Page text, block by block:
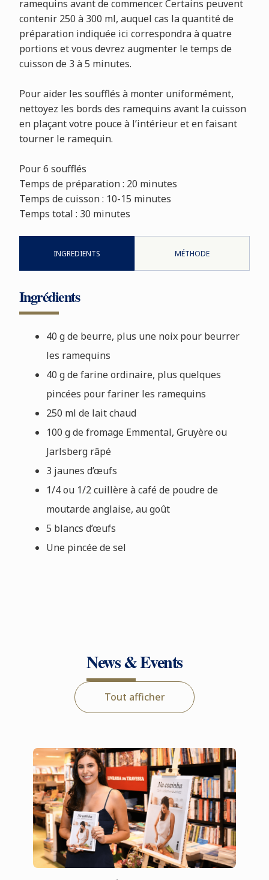
ramequins avant de commencer. Certains peuvent
contenir 250 à 300 ml, auquel cas la quantité de
préparation indiquée ici correspondra à quatre
portions et vous devrez augmenter le temps de
cuisson de 3 à 5 minutes.
Pour aider les soufflés à monter uniformément,
nettoyez les bords des ramequins avant la cuisson
en plaçant votre pouce à l’intérieur et en faisant
tourner le ramequin.
Pour 6 soufflés
Temps de préparation : 20 minutes
Temps de cuisson : 10-15 minutes
Temps total : 30 minutes
INGREDIENTS MÉTHODE
Ingrédients
40 g de beurre, plus une noix pour beurrer
les ramequins
40 g de farine ordinaire, plus quelques
pincées pour fariner les ramequins
250 ml de lait chaud
100 g de fromage Emmental, Gruyère ou
Jarlsberg râpé
3 jaunes d’œufs
1/4 ou 1/2 cuillère à café de poudre de
moutarde anglaise, au goût
5 blancs d’œufs
Une pincée de sel
News & Events
Tout afficher